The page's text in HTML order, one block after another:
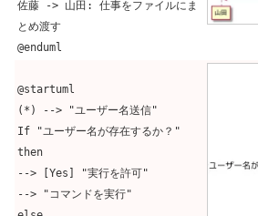
佐藤 -> 山田: 仕事をファイルにま
とめ渡す
@enduml
@startuml
(*) --> "ユーザー名送信"
If "ユーザー名が存在するか？"
then
--> [Yes] "実行を許可"
--> "コマンドを実行"